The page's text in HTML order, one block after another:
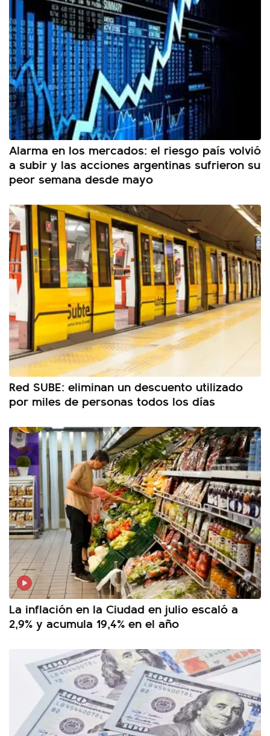
Alarma en los mercados: el riesgo país volvió
a subir y las acciones argentinas sufrieron su
peor semana desde mayo
Red SUBE: eliminan un descuento utilizado
por miles de personas todos los días
La inflación en la Ciudad en julio escaló a
2,9% y acumula 19,4% en el año